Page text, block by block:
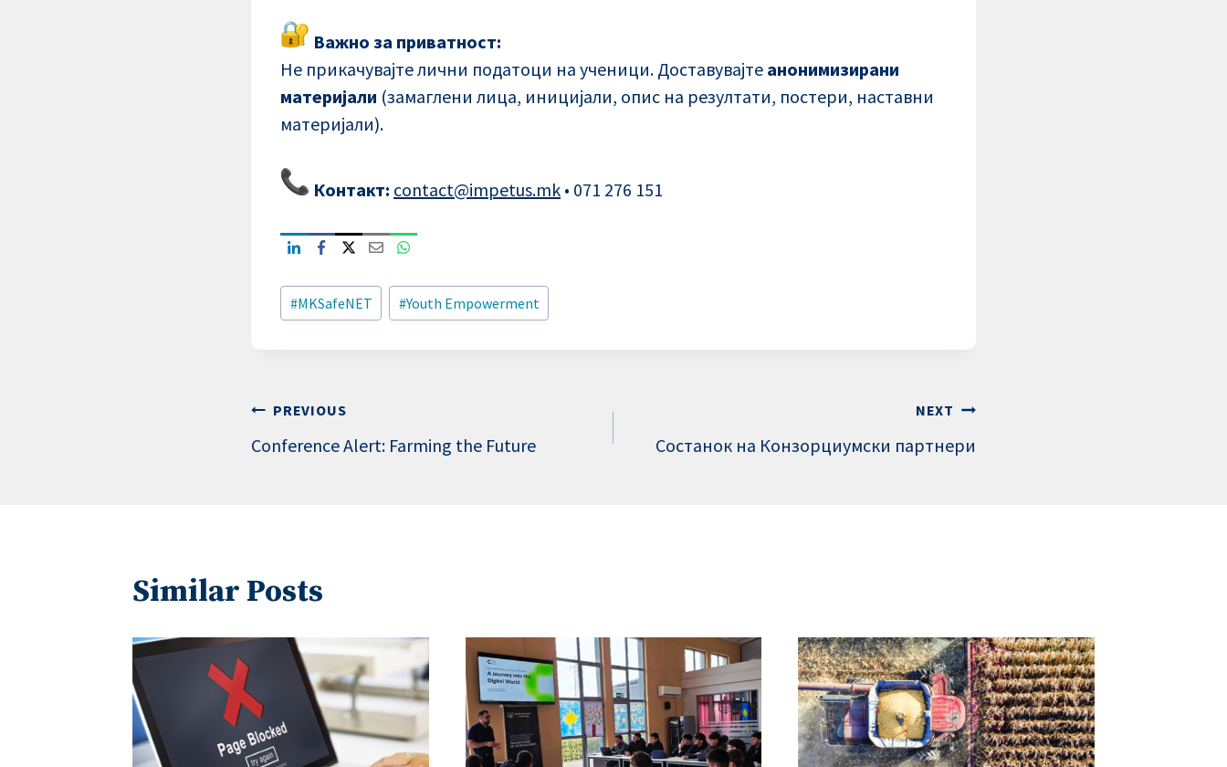
Важно за приватност:
Не прикачувајте лични податоци на ученици. Доставувајте анонимизирани
материјали (замаглени лица, иницијали, опис на резултати, постери, наставни
материјали).
Контакт: contact@impetus.mk • 071 276 151
Post
Tags:
#MKSafeNET #Youth Empowerment
Post
navigation
PREVIOUS
Conference Alert: Farming the Future
NEXT
Состанок на Конзорциумски партнери
Similar Posts